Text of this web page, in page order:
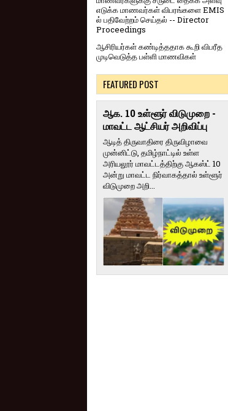
எடுக்க மாணவர்கள் விபரங்களை EMIS
ல் பதிவேற்றம் செய்தல் -- Director
Proceedings
ஆசிரியர்கள் கண்டித்ததாக கூறி விபரீத
முடிவெடுத்த பள்ளி மாணவிகள்
FEATURED POST
ஆக. 10 உள்ளூர் விடுமுறை -
மாவட்ட ஆட்சியர் அறிவிப்பு
ஆடித் திருவாதிரை திருவிழாவை
முன்னிட்டு, தமிழ்நாட்டில் உள்ள
அரியலூர் மாவட்டத்திற்கு ஆகஸ்ட் 10
அன்று மாவட்ட நிர்வாகத்தால் உள்ளூர்
விடுமுறை அறி...